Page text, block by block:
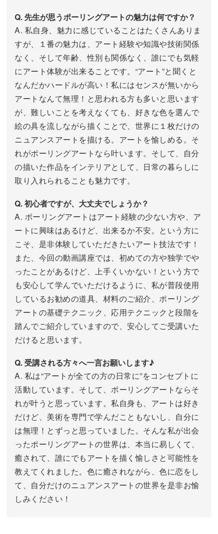
Q. 先生が思うポーリングアートの魅力は何ですか？
A. 私自身、魅力に感じていることはたくさんありま
すが、１番の魅力は、アート経験や知識や技術関係
なく、そして年齢、性別も関係なく、誰にでも気軽
にアート体験が出来ることです。“アート”と聞くと
なんだかハードルが高い！私にはセンスが無いから
アートなんて無理！と思われる方も多いと思います
が、難しいことを考えなくても、好きな色を選んで
絵の具を流しながら描くことで、世界に１枚だけの
ニュアンスアートを描ける。アートを愉しめる。そ
れがポーリングアートなら叶います。そして、自分
の描いた作品をインテリアとして、日常の暮らしに
取り入れられることも魅力です。
Q. 初心者ですが、大丈夫でしょうか？
A. ポーリングアートはアート経験の少ない方や、ア
ートに興味はあるけど、出来るか不安。という方に
こそ、是非体験していただきたいアート技法です！
また、今回の動画講座では、初めての方や独学でや
ったことがあるけど、上手くいかない！という方で
も安心して学んでいただけるように、私が普段使用
しているお勧めの道具、材料のご紹介、ポーリング
アートの基礎テクニック、応用テクニックと段階を
踏んでご紹介していますので、安心してご受講いた
だけると思います。
Q. 受講される方々へ一言お願いします♪
A. 私は“アートが全ての方の日常に”をコンセプトに
活動しています。そして、ポーリングアートならそ
れが叶うと思っています。私自身も、アートは好き
だけど、美術を専門で学んだこともないし、自分に
は無理！とずっと思っていました。そんな私が出会
ったポーリングアートの世界は、本当に易しくて、
癒されて、誰にでもアートを描く愉しさと可能性を
教えてくれました。色に癒されながら、色に恋をし
て、自分だけのニュアンスアートの世界を是非お愉
しみください！